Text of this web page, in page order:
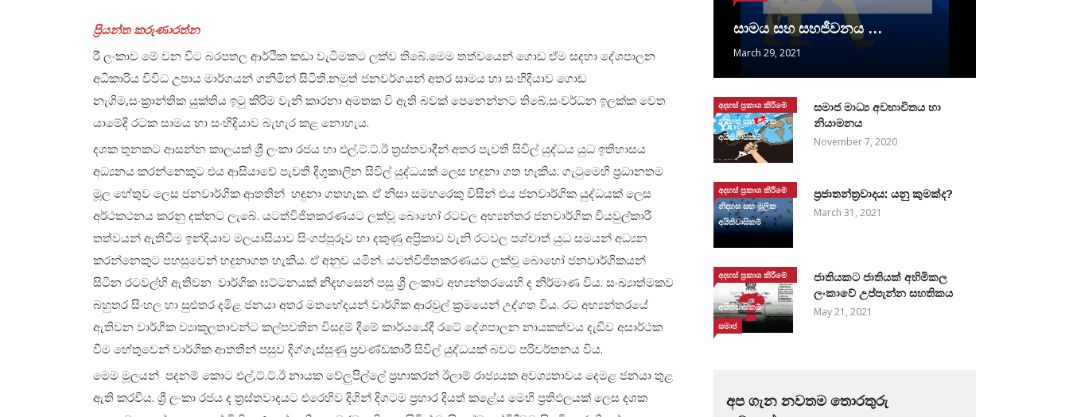
ප්‍රියන්ත කරුණාරත්න
රී ලංකාව මේ වන විට බරපතල ආර්ථික කඩා වැටිමකට ලක්ව තිබේ.මෙම තත්වයෙන් ගොඩ ඒම සදහා දේශපාලන
අධිකාරිය විවිධ උපාය මාර්ගයන් ගනිමින් සිටිති.නමුත් ජනවර්ගයන් අතර සාමය හා සංහිදියාව ගොඩ
නැගිම,සංක්‍රාන්තික යුක්තිය ඉටු කිරිම වැනි කාරනා අමතක වි ඇති බවක් පෙනෙන්නට තිබේ.සංවර්ධන ඉලක්ක වෙත
යාමේදි රටක සාමය හා සංහිදියාව බැහැර කළ නොහැය.
දශක තුනකට ආසන්න කාලයක් ශ්‍රී ලංකා රජය හා එල්.ට්.ට්.ඊ ත්‍රස්තවාදීන් අතර පැවති සිවිල් යුද්ධ‍ය යුධ ඉතිහාසය
අධ්‍යනය කරන්නෙකුට එය ආසියාවේ පැවති දිගුකාලින සිවිල් යුද්ධයක් ලෙස හඳුනා ගත හැකිය. ගැටුමෙහි ප්‍රධානතම
මූල හේතුව ලෙස ජනවාර්ගික ආතතින් හඳුනා ගතහැක. ඒ නිසා සමහරෙකු විසින් එය ජනවාර්ගික යුද්ධයක් ලෙස
අර්ථකථනය කරනු දක්නට ලැබේ. යටත්විජිතකරණයට ලක්වූ බොහෝ රටවල අභ්‍යන්තර ජනවාර්ගික වියවුල්කාරී
තත්වයන් ඇතිවීම ඉන්දියාව මලයාසියාව සිංගප්පූරූව හා දකුණු අප්‍රිකාව වැනි රටවල පශ්චාත් යුධ සමයන් අධ්‍යන
කරන්නෙකුට පහසුවෙන් හදුනාගත හැකිය. ඒ අනුව යමින්. යටත්විජිතකරණයට ලක්වූ බොහෝ ජනවාර්ගිකයන්
සිටින රටවල්හි ඇතිවන වාර්ගික ඝට්ටනයක් නිදහසෙන් පසු ශ්‍රී ලංකාව අභ්‍යන්තරයෙහි ද නිර්මාණ විය. සංඛ්‍යාත්මකව
බහුතර සිංහල හා සුළුතර දමිළ ජනයා අතර මතභේදයන් වාර්ගික ආරවුල් ක්‍රමයෙන් උද්ගත විය. රට අභ්‍යන්තරයේ
ඇතිවන වාර්ගික ව්‍යාකූලතාවන්ට කල්පවතින විසදුම් දීමේ කාර්යයේදී රටේ දේශපාලන නායකත්වය දැඩිව අසාර්ථක
වීම හේතුවෙන් වාර්ගික ආතතීන් පසුව දිග්ගැස්සුණු ප්‍රචණ්ඩකාරී සිවිල් යුද්ධයක් බවට පරිවර්තනය විය.
මෙම මූලයන් පදනම් කොට එල්,ට්.ට්.ඊ නායක වේලුපිල්ලේ ප්‍රභාකරන් ඊලාම් රාජ්‍යයක අවශ්‍යතාවය දෙමළ ජනයා තුළ
ඇති කරවීය. ශ්‍රී ලංකා රජය ද ත්‍රස්තවාදයට එරෙහිව දිගින් දිගටම ප්‍රහාර දියත් කළේය මෙහි ප්‍රතිඵලයක් ලෙස දශක
සාමය සහ සහජීවනය …
March 29, 2021
අදහස් ප්‍රකාශ කිරීමේ
නිදහස සහ මූලික
අයිතිවාසිකම්
සමාජ මාධ්‍ය අවභාවිතය හා
නියාමනය
November 7, 2020
අදහස් ප්‍රකාශ කිරීමේ
නිදහස සහ මූලික
අයිතිවාසිකම්
ප්‍රජාතන්ත්‍රවාදය: යනු කුමක්ද?
March 31, 2021
අදහස් ප්‍රකාශ කිරීමේ
නිදහස සහ මූලික
අයිතිවාසිකම්
සමාජ
ජාතියකට ජාතියක් අහිමිකල
ලංකාවේ උප්පැන්න සහතිකය
May 21, 2021
අප ගැන නවතම තොරතුරු